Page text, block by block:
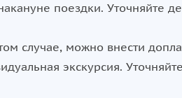
поездки. Уточняйте
случае, можно внести
экскурсия. Уточняйте